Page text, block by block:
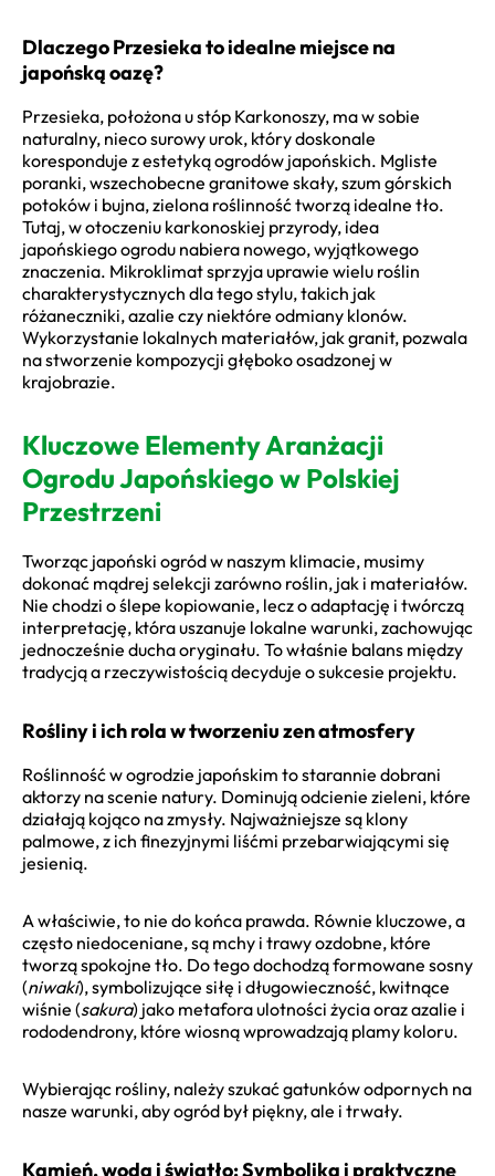
Dlaczego Przesieka to idealne miejsce na
japońską oazę?
Przesieka, położona u stóp Karkonoszy, ma w sobie
naturalny, nieco surowy urok, który doskonale
koresponduje z estetyką ogrodów japońskich. Mgliste
poranki, wszechobecne granitowe skały, szum górskich
potoków i bujna, zielona roślinność tworzą idealne tło.
Tutaj, w otoczeniu karkonoskiej przyrody, idea
japońskiego ogrodu nabiera nowego, wyjątkowego
znaczenia. Mikroklimat sprzyja uprawie wielu roślin
charakterystycznych dla tego stylu, takich jak
różaneczniki, azalie czy niektóre odmiany klonów.
Wykorzystanie lokalnych materiałów, jak granit, pozwala
na stworzenie kompozycji głęboko osadzonej w
krajobrazie.
Kluczowe Elementy Aranżacji
Ogrodu Japońskiego w Polskiej
Przestrzeni
Tworząc japoński ogród w naszym klimacie, musimy
dokonać mądrej selekcji zarówno roślin, jak i materiałów.
Nie chodzi o ślepe kopiowanie, lecz o adaptację i twórczą
interpretację, która uszanuje lokalne warunki, zachowując
jednocześnie ducha oryginału. To właśnie balans między
tradycją a rzeczywistością decyduje o sukcesie projektu.
Rośliny i ich rola w tworzeniu zen atmosfery
Roślinność w ogrodzie japońskim to starannie dobrani
aktorzy na scenie natury. Dominują odcienie zieleni, które
działają kojąco na zmysły. Najważniejsze są klony
palmowe, z ich finezyjnymi liśćmi przebarwiającymi się
jesienią.
A właściwie, to nie do końca prawda. Równie kluczowe, a
często niedoceniane, są mchy i trawy ozdobne, które
tworzą spokojne tło. Do tego dochodzą formowane sosny
(niwaki), symbolizujące siłę i długowieczność, kwitnące
wiśnie (sakura) jako metafora ulotności życia oraz azalie i
rododendrony, które wiosną wprowadzają plamy koloru.
Wybierając rośliny, należy szukać gatunków odpornych na
nasze warunki, aby ogród był piękny, ale i trwały.
Kamień, woda i światło: Symbolika i praktyczne